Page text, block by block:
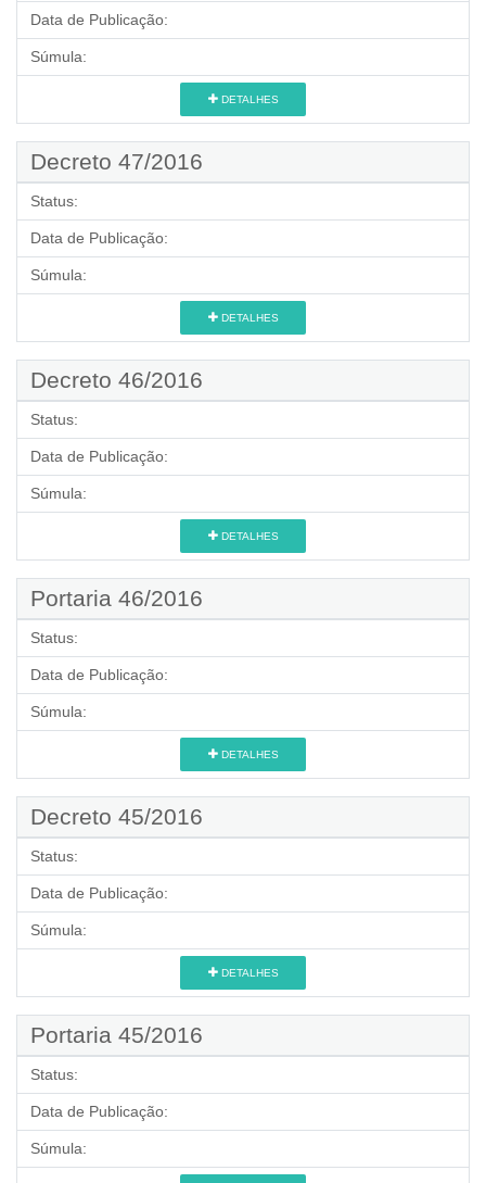
Data de Publicação:
Súmula:
DETALHES
Decreto 47/2016
Status:
Data de Publicação:
Súmula:
DETALHES
Decreto 46/2016
Status:
Data de Publicação:
Súmula:
DETALHES
Portaria 46/2016
Status:
Data de Publicação:
Súmula:
DETALHES
Decreto 45/2016
Status:
Data de Publicação:
Súmula:
DETALHES
Portaria 45/2016
Status:
Data de Publicação:
Súmula: